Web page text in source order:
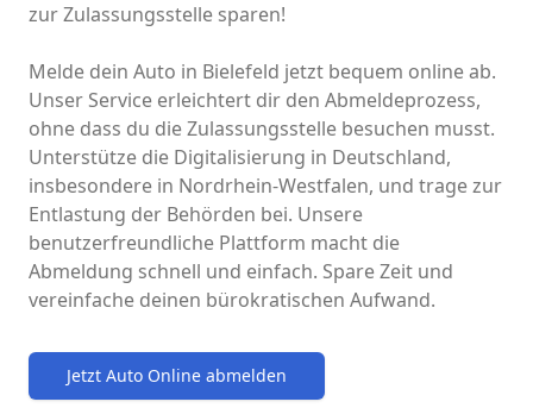
zur Zulassungsstelle sparen!
Melde dein Auto in Bielefeld jetzt bequem online ab.
Unser Service erleichtert dir den Abmeldeprozess,
ohne dass du die Zulassungsstelle besuchen musst.
Unterstütze die Digitalisierung in Deutschland,
insbesondere in Nordrhein-Westfalen, und trage zur
Entlastung der Behörden bei. Unsere
benutzerfreundliche Plattform macht die
Abmeldung schnell und einfach. Spare Zeit und
vereinfache deinen bürokratischen Aufwand.
Jetzt Auto Online abmelden